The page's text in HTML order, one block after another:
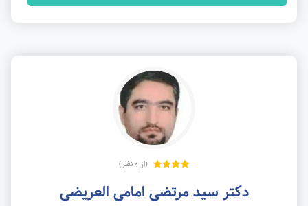
(از 0 نظر)
دکتر سید مرتضی امامی العریضی